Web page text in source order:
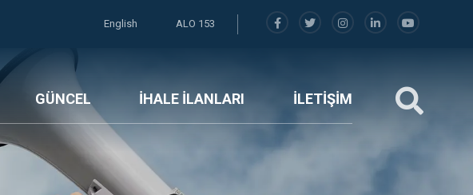
English ALO 153
GÜNCEL İHALE İLANLARI İLETİŞİM